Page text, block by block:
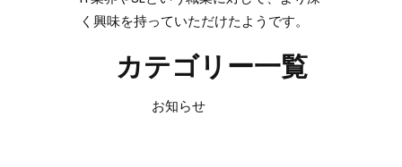
く興味を持っていただけたようです。
カテゴリー一覧
お知らせ